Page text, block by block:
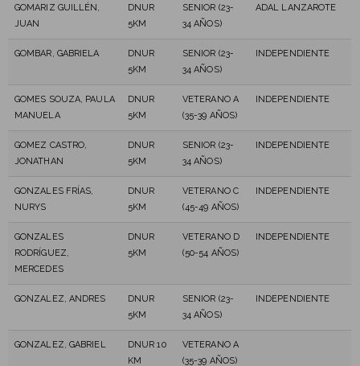
GOMARIZ GUILLÉN,
JUAN
DNUR
5KM
SENIOR (23-
34 AÑOS)
ADAL LANZAROTE
GOMBAR, GABRIELA
DNUR
5KM
SENIOR (23-
34 AÑOS)
INDEPENDIENTE
GOMES SOUZA, PAULA
MANUELA
DNUR
5KM
VETERANO A
(35-39 AÑOS)
INDEPENDIENTE
GOMEZ CASTRO,
JONATHAN
DNUR
5KM
SENIOR (23-
34 AÑOS)
INDEPENDIENTE
GONZALES FRÍAS,
NURYS
DNUR
5KM
VETERANO C
(45-49 AÑOS)
INDEPENDIENTE
GONZALES
RODRÍGUEZ,
MERCEDES
DNUR
5KM
VETERANO D
(50-54 AÑOS)
INDEPENDIENTE
GONZALEZ, ANDRES
DNUR
5KM
SENIOR (23-
34 AÑOS)
INDEPENDIENTE
GONZALEZ, GABRIEL
DNUR 10
KM
VETERANO A
(35-39 AÑOS)